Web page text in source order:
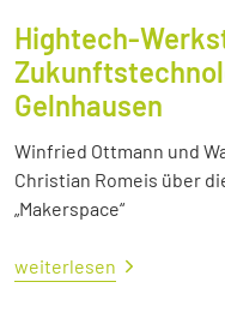
Hightech-
Gelnhausen
Winfried Ottmann und
Christian Romeis über
„Makerspace“
weiterlesen